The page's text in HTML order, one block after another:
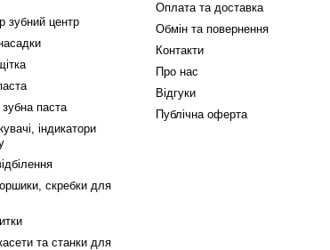
зубний центр
паста
індикатори
скребки для
та станки для
Оплата та доставка
Обмін та повернення
Контакти
Про нас
Відгуки
Публічна оферта